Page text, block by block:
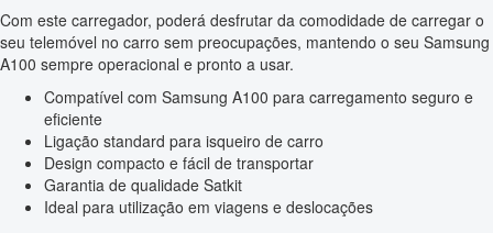
Com este carregador, poderá desfrutar da comodidade de carregar o
seu telemóvel no carro sem preocupações, mantendo o seu Samsung
A100 sempre operacional e pronto a usar.
Compatível com Samsung A100 para carregamento seguro e
eficiente
Ligação standard para isqueiro de carro
Design compacto e fácil de transportar
Garantia de qualidade Satkit
Ideal para utilização em viagens e deslocações